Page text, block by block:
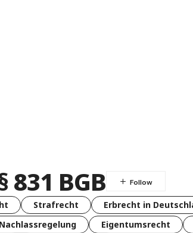
BGB
Strafrecht Erbrecht in
Nachlassregelung Eigentumsrecht